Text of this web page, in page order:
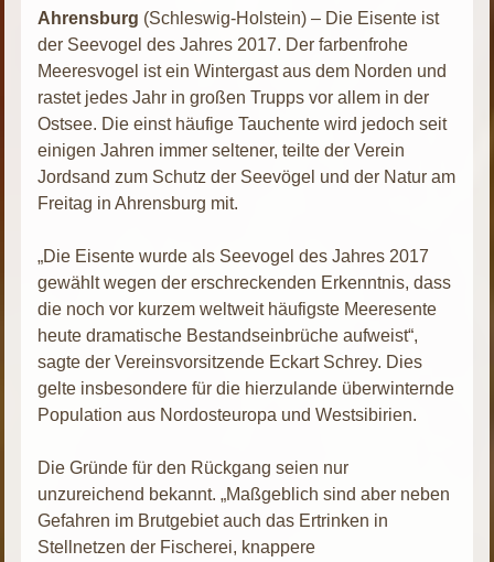
Ahrensburg (Schleswig-Holstein) – Die Eisente ist
der Seevogel des Jahres 2017. Der farbenfrohe
Meeresvogel ist ein Wintergast aus dem Norden und
rastet jedes Jahr in großen Trupps vor allem in der
Ostsee. Die einst häufige Tauchente wird jedoch seit
einigen Jahren immer seltener, teilte der Verein
Jordsand zum Schutz der Seevögel und der Natur am
Freitag in Ahrensburg mit.
„Die Eisente wurde als Seevogel des Jahres 2017
gewählt wegen der erschreckenden Erkenntnis, dass
die noch vor kurzem weltweit häufigste Meeresente
heute dramatische Bestandseinbrüche aufweist“,
sagte der Vereinsvorsitzende Eckart Schrey. Dies
gelte insbesondere für die hierzulande überwinternde
Population aus Nordosteuropa und Westsibirien.
Die Gründe für den Rückgang seien nur
unzureichend bekannt. „Maßgeblich sind aber neben
Gefahren im Brutgebiet auch das Ertrinken in
Stellnetzen der Fischerei, knappere